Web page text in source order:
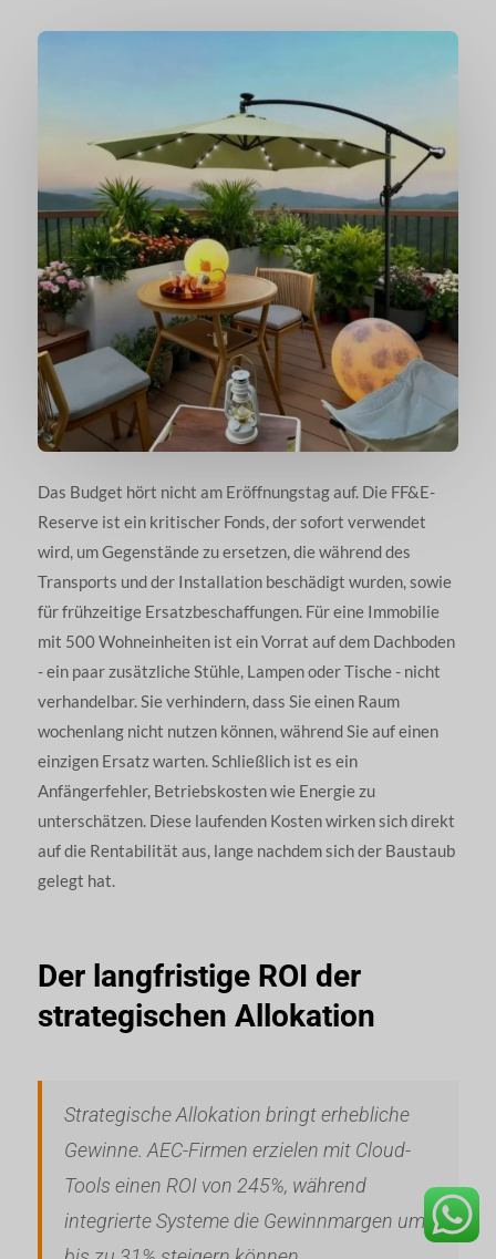
Das Budget hört nicht am Eröffnungstag auf. Die FF&E-
Reserve ist ein kritischer Fonds, der sofort verwendet
wird, um Gegenstände zu ersetzen, die während des
Transports und der Installation beschädigt wurden, sowie
für frühzeitige Ersatzbeschaffungen. Für eine Immobilie
mit 500 Wohneinheiten ist ein Vorrat auf dem Dachboden
- ein paar zusätzliche Stühle, Lampen oder Tische - nicht
verhandelbar. Sie verhindern, dass Sie einen Raum
wochenlang nicht nutzen können, während Sie auf einen
einzigen Ersatz warten. Schließlich ist es ein
Anfängerfehler, Betriebskosten wie Energie zu
unterschätzen. Diese laufenden Kosten wirken sich direkt
auf die Rentabilität aus, lange nachdem sich der Baustaub
gelegt hat.
Der langfristige ROI der
strategischen Allokation
Strategische Allokation bringt erhebliche
Gewinne. AEC-Firmen erzielen mit Cloud-
Tools einen ROI von 245%, während
integrierte Systeme die Gewinnmargen um